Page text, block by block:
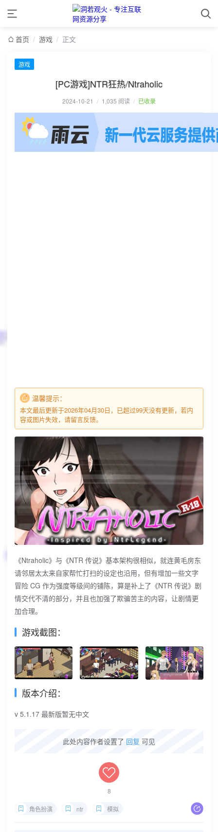
首页 / 游戏 / 正文
游戏
[PC游戏]NTR狂热/Ntraholic
2024-10-21 / 1,035 阅读 / 已收录
温馨提示：
本文最后更新于2026年04月30日，已超过99天没有更新，若内
容或图片失效，请留言反馈。
《Ntraholic》与《NTR 传说》基本架构很相似，就连黄毛房东
请邻居太太来自家帮忙打扫的设定也沿用，但有增加一些文字
冒险 CG 作为强度等级间的铺陈，算是补上了《NTR 传说》剧
情交代不清的部分，并且也加强了欺骗苦主的内容，让剧情更
加合理。
游戏截图：
版本介绍：
v 5.1.17 最新版暂无中文
此处内容作者设置了 回复 可见
8
角色扮演 ntr 模拟